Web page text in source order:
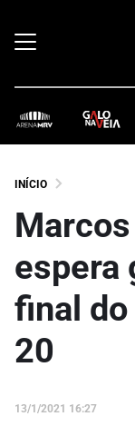
INÍCIO
espera
final
20
13/1/2021 16:27